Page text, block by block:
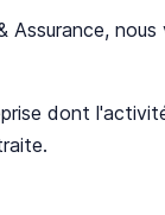
Assurance,
dont